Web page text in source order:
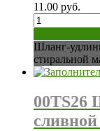
11.00 руб.
Количество
Шланг-
стиральной
00TS26